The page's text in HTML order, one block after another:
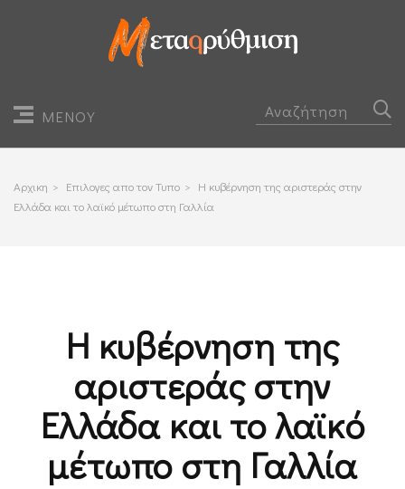
ΜΕΝΟΥ
Αρχικη > Επιλογες απο τον Τυπο > Η κυβέρνηση της αριστεράς στην
Ελλάδα και το λαϊκό μέτωπο στη Γαλλία
Η κυβέρνηση της
αριστεράς στην
Ελλάδα και το λαϊκό
μέτωπο στη Γαλλία